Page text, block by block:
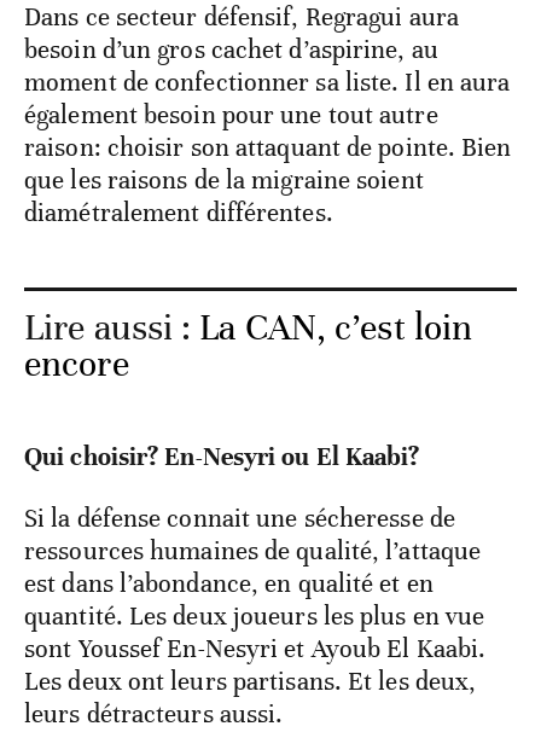
Dans ce secteur défensif, Regragui aura
besoin d’un gros cachet d’aspirine, au
moment de confectionner sa liste. Il en aura
également besoin pour une tout autre
raison: choisir son attaquant de pointe. Bien
que les raisons de la migraine soient
diamétralement différentes.
Lire aussi : La CAN, c’est loin
encore
Qui choisir? En-Nesyri ou El Kaabi?
Si la défense connait une sécheresse de
ressources humaines de qualité, l’attaque
est dans l’abondance, en qualité et en
quantité. Les deux joueurs les plus en vue
sont Youssef En-Nesyri et Ayoub El Kaabi.
Les deux ont leurs partisans. Et les deux,
leurs détracteurs aussi.